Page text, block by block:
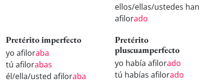
ellos/ellas/ustedes han
afilorado
Pretérito imperfecto
yo afiloraba
tú afilorabas
él/ella/usted afiloraba
Pretérito
pluscuamperfecto
yo había afilorado
tú habías afilorado